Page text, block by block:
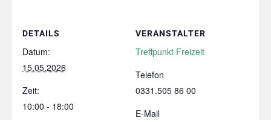
DETAILS
Datum:
15.05.2026
Zeit:
10:00 - 18:00
VERANSTALTER
Treffpunkt Freizeit
Telefon
0331.505 86 00
E-Mail